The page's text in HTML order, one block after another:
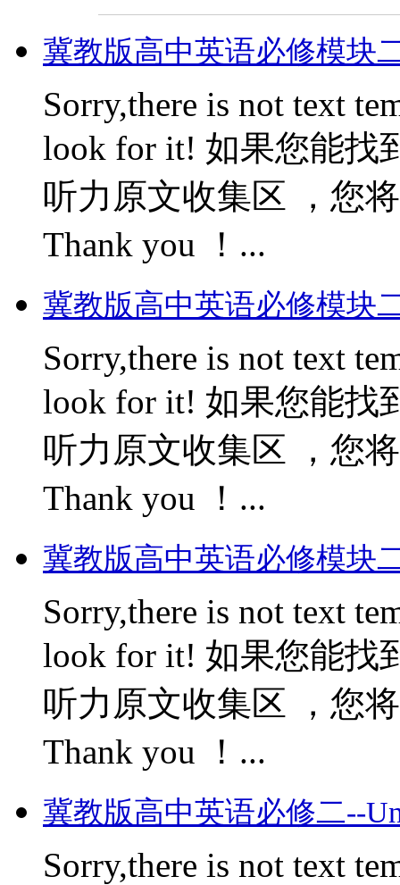
冀教版高中英语必修模块
Sorry,there is not text
look for it! 如果您能找
听力原文收集区 ，您
Thank you ！...
冀教版高中英语必修模块
Sorry,there is not text
look for it! 如果您能找
听力原文收集区 ，您
Thank you ！...
冀教版高中英语必修模块
Sorry,there is not text
look for it! 如果您能找
听力原文收集区 ，您
Thank you ！...
冀教版高中英语必修二--
Sorry,there is not text